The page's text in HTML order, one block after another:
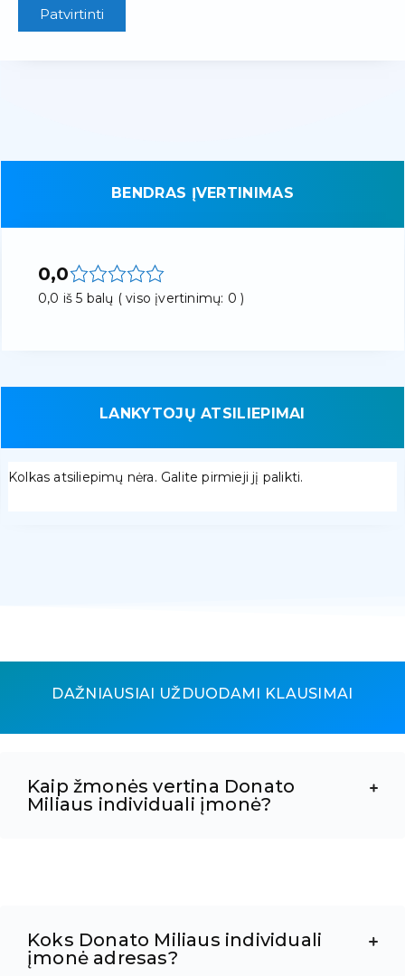
Patvirtinti
BENDRAS ĮVERTINIMAS
0,0
0,0 iš 5 balų ( viso įvertinimų: 0 )
LANKYTOJŲ ATSILIEPIMAI
Kolkas atsiliepimų nėra. Galite pirmieji jį palikti.
DAŽNIAUSIAI UŽDUODAMI KLAUSIMAI
Kaip žmonės vertina Donato
Miliaus individuali įmonė?
Koks Donato Miliaus individuali
įmonė adresas?